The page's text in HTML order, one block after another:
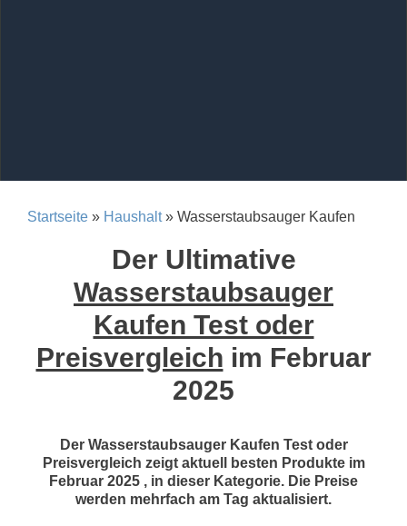
Startseite » Haushalt» Wasserstaubsauger Kaufen
Der Ultimative
Wasserstaubsauger
Kaufen Test oder
Preisvergleich im Februar
2025
Der Wasserstaubsauger Kaufen Test oder
Preisvergleich zeigt aktuell besten Produkte im
Februar 2025 , in dieser Kategorie. Die Preise
werden mehrfach am Tag aktualisiert.